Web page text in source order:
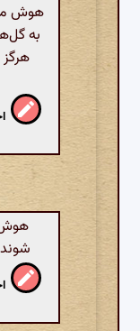
هوش
به
هوش